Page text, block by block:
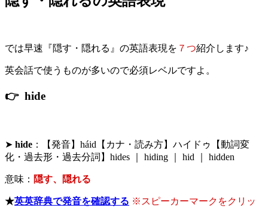
では早速『隠す・隠れる』の英語表現を ７つ紹介します♪
英会話で使うものが多いので必須レベルですよ。
👉 hide
➤ hide ：【発音】háid【カナ・読み方】ハイドゥ【動詞変
化・過去形・過去分詞】hides ｜ hiding ｜ hid ｜ hidden
意味： 隠す、隠れる
★英英辞典で発音を確認する ※スピーカーマークをクリッ